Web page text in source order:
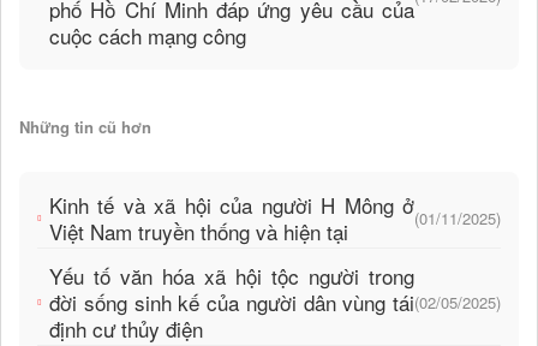
phố Hồ Chí Minh đáp ứng yêu cầu của
cuộc cách mạng công
Những tin cũ hơn
Kinh tế và xã hội của người H Mông ở
Việt Nam truyền thống và hiện tại
(01/11/2025)
Yếu tố văn hóa xã hội tộc người trong
đời sống sinh kế của người dân vùng tái
định cư thủy điện
(02/05/2025)